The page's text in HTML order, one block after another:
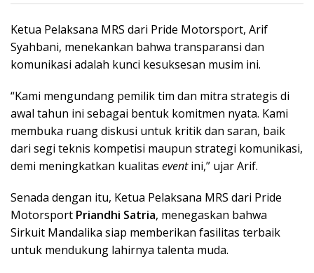
Ketua Pelaksana MRS dari Pride Motorsport, Arif
Syahbani, menekankan bahwa transparansi dan
komunikasi adalah kunci kesuksesan musim ini.
“Kami mengundang pemilik tim dan mitra strategis di
awal tahun ini sebagai bentuk komitmen nyata. Kami
membuka ruang diskusi untuk kritik dan saran, baik
dari segi teknis kompetisi maupun strategi komunikasi,
demi meningkatkan kualitas eventini,” ujar Arif.
Senada dengan itu, Ketua Pelaksana MRS dari Pride
Motorsport Priandhi Satria, menegaskan bahwa
Sirkuit Mandalika siap memberikan fasilitas terbaik
untuk mendukung lahirnya talenta muda.